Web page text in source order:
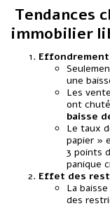
Tendances
immobilier
une
Les
ont
baisse
Le taux
papier »
3 points
panique
Effet des
La
des